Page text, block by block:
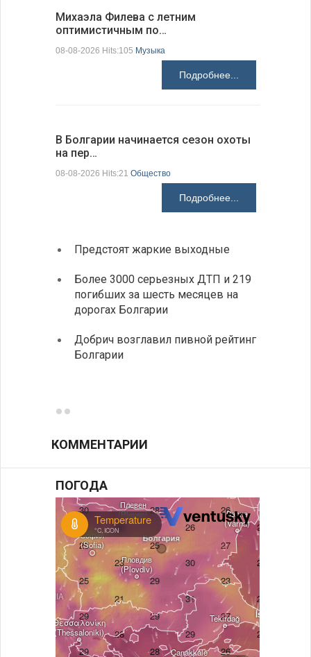
Михаэла Филева с летним
оптимистичным по…
08-08-2026 Hits:105 Музыка
Подробнее...
В Болгарии начинается сезон охоты
на пер…
08-08-2026 Hits:21 Общество
Подробнее...
Предстоят жаркие выходные
Более 3000 серьезных ДТП и 219
погибших за шесть месяцев на
дорогах Болгарии
Добрич возглавил пивной рейтинг
Болгарии
КОММЕНТАРИИ
ПОГОДА